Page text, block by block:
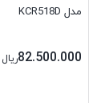
مدل KCR518D
82.500.000ریال